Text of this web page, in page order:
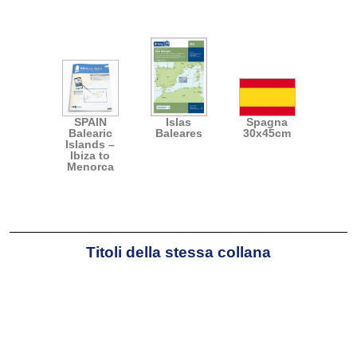
nautiche a quelle tecniche per dedicarsi
alla stesura di portolani.
SPAIN
Balearic
Islands –
Ibiza to
Menorca
Islas
Baleares
Spagna
30x45cm
Titoli della stessa collana